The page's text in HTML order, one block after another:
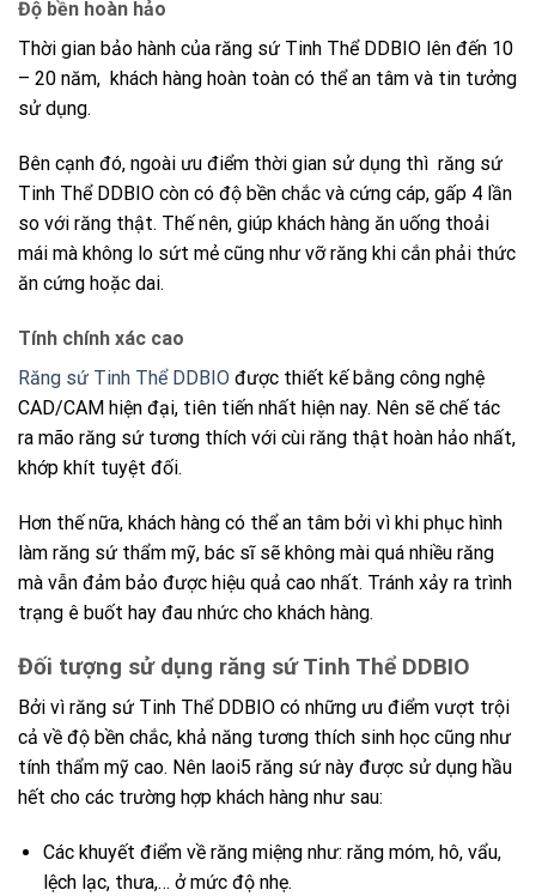
Độ bền hoàn hảo
Thời gian bảo hành của răng sứ Tinh Thể DDBIO lên đến 10
– 20 năm, khách hàng hoàn toàn có thể an tâm và tin tưởng
sử dụng.
Bên cạnh đó, ngoài ưu điểm thời gian sử dụng thì răng sứ
Tinh Thể DDBIO còn có độ bền chắc và cứng cáp, gấp 4 lần
so với răng thật. Thế nên, giúp khách hàng ăn uống thoải
mái mà không lo sứt mẻ cũng như vỡ răng khi cắn phải thức
ăn cứng hoặc dai.
Tính chính xác cao
Răng sứ Tinh Thể DDBIO được thiết kế bằng công nghệ
CAD/CAM hiện đại, tiên tiến nhất hiện nay. Nên sẽ chế tác
ra mão răng sứ tương thích với cùi răng thật hoàn hảo nhất,
khớp khít tuyệt đối.
Hơn thế nữa, khách hàng có thể an tâm bởi vì khi phục hình
làm răng sứ thẩm mỹ, bác sĩ sẽ không mài quá nhiều răng
mà vẫn đảm bảo được hiệu quả cao nhất. Tránh xảy ra trình
trạng ê buốt hay đau nhức cho khách hàng.
Đối tượng sử dụng răng sứ Tinh Thể DDBIO
Bởi vì răng sứ Tinh Thể DDBIO có những ưu điểm vượt trội
cả về độ bền chắc, khả năng tương thích sinh học cũng như
tính thẩm mỹ cao. Nên laoi5 răng sứ này được sử dụng hầu
hết cho các trường hợp khách hàng như sau:
Các khuyết điểm về răng miệng như: răng móm, hô, vẩu,
lệch lạc, thưa,… ở mức độ nhẹ.